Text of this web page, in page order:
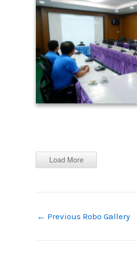
Load More
← Previous Robo Gallery